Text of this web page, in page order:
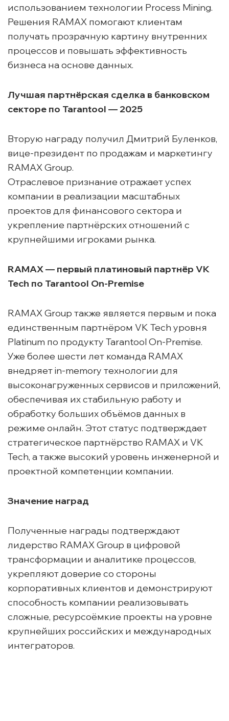
использованием технологии Process Mining.
Решения RAMAX помогают клиентам
получать прозрачную картину внутренних
процессов и повышать эффективность
бизнеса на основе данных.
Лучшая партнёрская сделка в банковском
секторе по Tarantool — 2025
Вторую награду получил Дмитрий Буленков,
вице-президент по продажам и маркетингу
RAMAX Group.
Отраслевое признание отражает успех
компании в реализации масштабных
проектов для финансового сектора и
укрепление партнёрских отношений с
крупнейшими игроками рынка.
RAMAX — первый платиновый партнёр VK
Tech по Tarantool On-Premise
RAMAX Group также является первым и пока
единственным партнёром VK Tech уровня
Platinum по продукту Tarantool On-Premise.
Уже более шести лет команда RAMAX
внедряет in-memory технологии для
высоконагруженных сервисов и приложений,
обеспечивая их стабильную работу и
обработку больших объёмов данных в
режиме онлайн. Этот статус подтверждает
стратегическое партнёрство RAMAX и VK
Tech, а также высокий уровень инженерной и
проектной компетенции компании.
Значение наград
Полученные награды подтверждают
лидерство RAMAX Group в цифровой
трансформации и аналитике процессов,
укрепляют доверие со стороны
корпоративных клиентов и демонстрируют
способность компании реализовывать
сложные, ресурсоёмкие проекты на уровне
крупнейших российских и международных
интеграторов.